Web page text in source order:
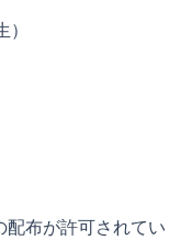
布が許可されてい